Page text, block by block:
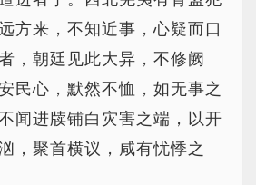
方来，不知近事，心疑而口
，朝廷见此大异，不修阙
民心，默然不恤，如无事之
闻进牍铺白灾害之端，以开
，聚首横议，咸有忧悸之